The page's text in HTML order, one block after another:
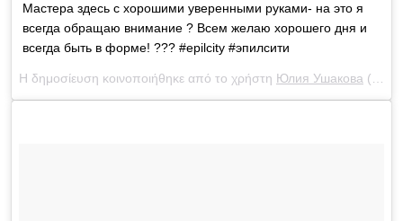
Мастера здесь с хорошими уверенными руками- на это я
всегда обращаю внимание ? Всем желаю хорошего дня и
всегда быть в форме! ??? #epilcity #эпилсити
Η δημοσίευση κοινοποιήθηκε από το χρήστη Юлия Ушакова (@yulia_ushakova) στις